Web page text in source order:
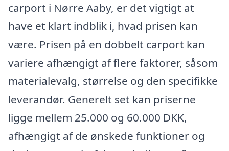
carport i Nørre Aaby, er det vigtigt at
have et klart indblik i, hvad prisen kan
være. Prisen på en dobbelt carport kan
variere afhængigt af flere faktorer, såsom
materialevalg, størrelse og den specifikke
leverandør. Generelt set kan priserne
ligge mellem 25.000 og 60.000 DKK,
afhængigt af de ønskede funktioner og